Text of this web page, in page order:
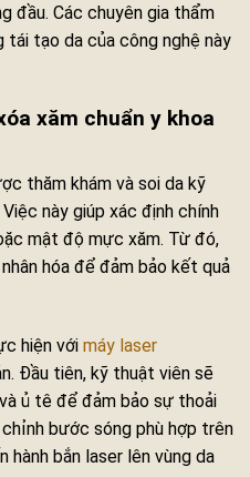
đầu. Các chuyên gia thẩm
tái tạo da của công nghệ này
xăm chuẩn y khoa
thăm khám và soi da kỹ
này giúp xác định chính
mật độ mực xăm. Từ đó,
hóa để đảm bảo kết quả
hiện với máy laser
Đầu tiên, kỹ thuật viên sẽ
ủ tê để đảm bảo sự thoải
bước sóng phù hợp trên
hành bắn laser lên vùng da